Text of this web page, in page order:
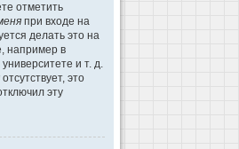
отметить
при входе на
делать это на
например в
и т. д.
отсутствует, это
эту